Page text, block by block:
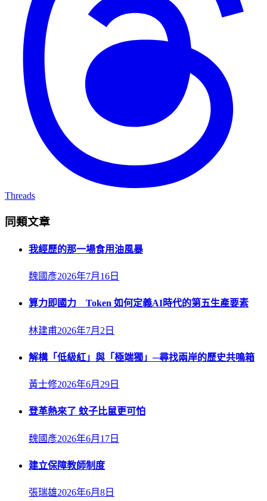
Threads
同類文章
我經歷的那一場食用油風暴
魏國彥2026年7月16日
算力即國力 Token 如何定義AI時代的第五生產要素
林建甫2026年7月2日
解構「低級紅」與「極端獨」─尋找兩岸的歷史共鳴箱
黃士修2026年6月29日
登革熱來了 蚊子比鼠更可怕
魏國彥2026年6月17日
建立保障教師制度
張瑞雄2026年6月8日